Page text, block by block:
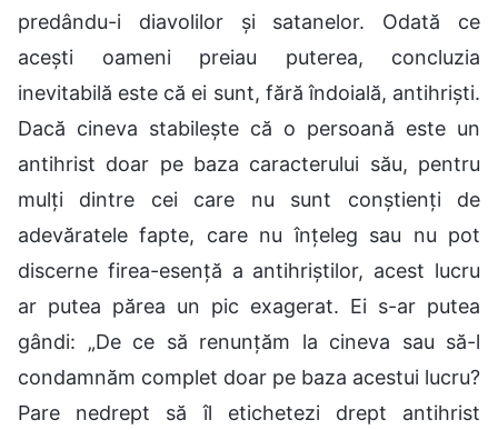
predându-i diavolilor și satanelor. Odată ce
acești oameni preiau puterea, concluzia
inevitabilă este că ei sunt, fără îndoială, antihriști.
Dacă cineva stabilește că o persoană este un
antihrist doar pe baza caracterului său, pentru
mulți dintre cei care nu sunt conștienți de
adevăratele fapte, care nu înțeleg sau nu pot
discerne firea-esență a antihriștilor, acest lucru
ar putea părea un pic exagerat. Ei s-ar putea
gândi: „De ce să renunțăm la cineva sau să-l
condamnăm complet doar pe baza acestui lucru?
Pare nedrept să îl etichetezi drept antihrist